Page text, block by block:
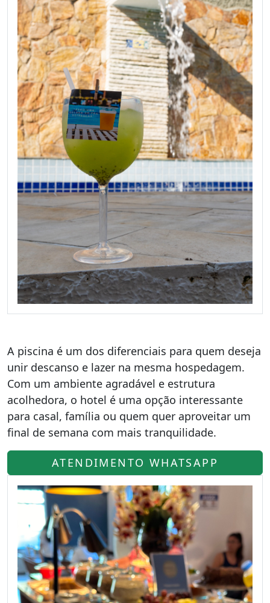
A piscina é um dos diferenciais para quem deseja
unir descanso e lazer na mesma hospedagem.
Com um ambiente agradável e estrutura
acolhedora, o hotel é uma opção interessante
para casal, família ou quem quer aproveitar um
final de semana com mais tranquilidade.
ATENDIMENTO WHATSAPP